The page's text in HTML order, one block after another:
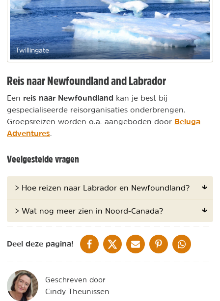
Twillingate
Reis naar Newfoundland and Labrador
Een reis naar Newfoundland kan je best bij
gespecialiseerde reisorganisaties onderbrengen.
Groepsreizen worden o.a. aangeboden door Beluga
Adventures.
Veelgestelde vragen
> Hoe reizen naar Labrador en Newfoundland?
> Wat nog meer zien in Noord-Canada?
Deel deze pagina! DELEN OP FACEBOOK
DELEN OP XDELEN VIA DE MAIL
DELEN OP PINTEREST
DELEN OP
Geschreven door
Cindy Theunissen